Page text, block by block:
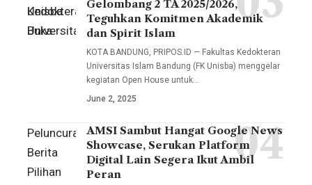
Muhammad
Arif,
S.Sos.I.,
M.I.Kom.,
Kedokteran
Universitas
menggelar
kegiatan
Open
Gelombang 2 TA 2025/2026,
Teguhkan Komitmen Akademik
dan Spirit Islam
KOTA BANDUNG, PRIPOS.ID — Fakultas Kedokteran
Universitas Islam Bandung (FK Unisba) menggelar
kegiatan Open House untuk…
June 2, 2025
Peluncuran
Berita
Pilihan
AMSI Sambut Hangat Google News
Showcase, Serukan Platform
Digital Lain Segera Ikut Ambil
Peran